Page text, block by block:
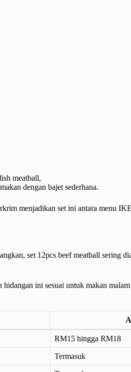
meatball,
dengan bajet sederhana.
menjadikan set ini antara menu
set 12pcs beef meatball sering
ini sesuai untuk makan
RM15 hingga RM18
Termasuk